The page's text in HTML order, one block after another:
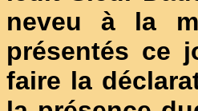
neveu à la
présentés ce
faire la